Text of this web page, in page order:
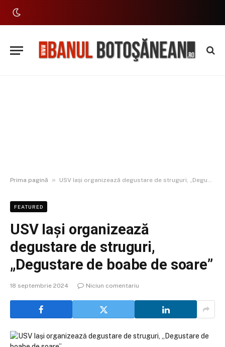
Prima pagină » USV Iași organizează degustare de struguri, „Degustare de boabe de soare”
FEATURED
USV Iași organizează
degustare de struguri,
„Degustare de boabe de soare”
18 septembrie 2024 Niciun comentariu